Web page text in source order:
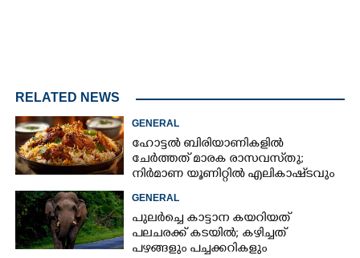
RELATED NEWS
GENERAL
ഹോട്ടൽ ബിരിയാണികളിൽ
ചേർത്തത് മാരക രാസവസ്‌തു;
നിർമാണ യൂണിറ്റിൽ എലികാഷ്‌ടവും
GENERAL
പുലർച്ചെ കാട്ടാന കയറിയത്
പലചരക്ക് കടയിൽ; കഴിച്ചത്
പഴങ്ങളും പച്ചക്കറികളും